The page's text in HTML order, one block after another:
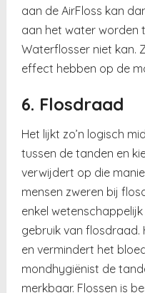
aan de AirFloss kan
aan het water worden
Waterflosser niet kan.
effect hebben op de
6. Flosdraad
Het lijkt zo’n logisch
tussen de tanden en
verwijdert op die
mensen zweren bij
enkel
gebruik van
en vermindert het
mondhygiënist de
merkbaar. Flossen is